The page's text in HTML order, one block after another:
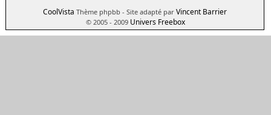
CoolVista Thème phpbb - Site adapté par Vincent Barrier
© 2005 - 2009 Univers Freebox